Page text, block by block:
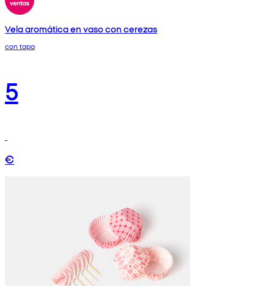
Vela aromática en vaso con cerezas
con tapa
5
€